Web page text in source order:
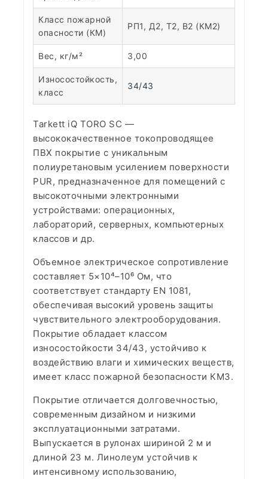
Класс пожарной
опасности (КМ)
РП1, Д2, Т2, В2 (КМ2)
Вес, кг/м² 3,00
Износостойкость,
класс
34/43
Tarkett iQ TORO SC —
высококачественное токопроводящее
ПВХ покрытие с уникальным
полиуретановым усилением поверхности
PUR, предназначенное для помещений с
высокоточными электронными
устройствами: операционных,
лабораторий, серверных, компьютерных
классов и др.
Объемное электрическое сопротивление
составляет 5×10⁴–10⁶ Ом, что
соответствует стандарту EN 1081,
обеспечивая высокий уровень защиты
чувствительного электрооборудования.
Покрытие обладает классом
износостойкости 34/43, устойчиво к
воздействию влаги и химических веществ,
имеет класс пожарной безопасности КМ3.
Покрытие отличается долговечностью,
современным дизайном и низкими
эксплуатационными затратами.
Выпускается в рулонах шириной 2 м и
длиной 23 м. Линолеум устойчив к
интенсивному использованию,